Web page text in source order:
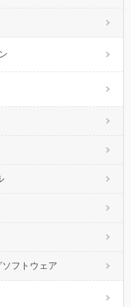
フトウェア